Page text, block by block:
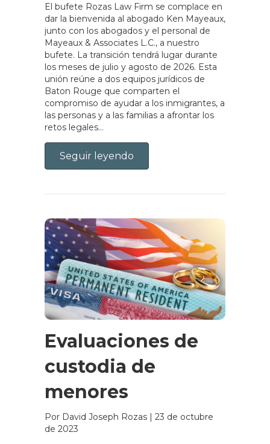
El bufete Rozas Law Firm se complace en
dar la bienvenida al abogado Ken Mayeaux,
junto con los abogados y el personal de
Mayeaux & Associates L.C., a nuestro
bufete. La transición tendrá lugar durante
los meses de julio y agosto de 2026. Esta
unión reúne a dos equipos jurídicos de
Baton Rouge que comparten el
compromiso de ayudar a los inmigrantes, a
las personas y a las familias a afrontar los
retos legales…
Seguir leyendo
Evaluaciones de
custodia de
menores
Por David Joseph Rozas
23 de octubre
de 2023